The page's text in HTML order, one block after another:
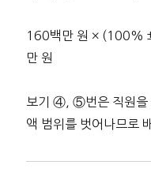
160백만 원 × (100%
만 원
보기 ④, ⑤번은 직원을
액 범위를 벗어나므로